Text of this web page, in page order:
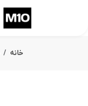
خانه